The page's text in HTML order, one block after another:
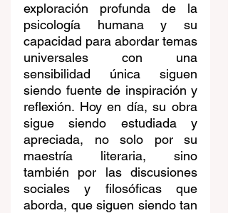
exploración profunda de la
psicología humana y su
capacidad para abordar temas
universales con una
sensibilidad única siguen
siendo fuente de inspiración y
reflexión. Hoy en día, su obra
sigue siendo estudiada y
apreciada, no solo por su
maestría literaria, sino
también por las discusiones
sociales y filosóficas que
aborda, que siguen siendo tan